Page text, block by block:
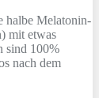
Melatonin-
mit etwas
sind 100%
nach dem